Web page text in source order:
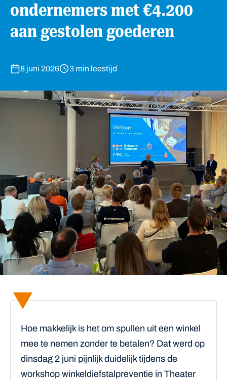
ondernemers met €4.200
aan gestolen goederen
8 juni 2026 3 min leestijd
Hoe makkelijk is het om spullen uit een winkel
mee te nemen zonder te betalen? Dat werd op
dinsdag 2 juni pijnlijk duidelijk tijdens de
workshop winkeldiefstalpreventie in Theater